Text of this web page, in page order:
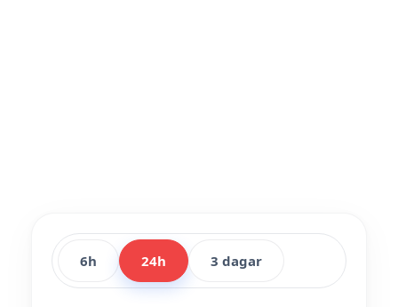
6h 24h 3 dagar